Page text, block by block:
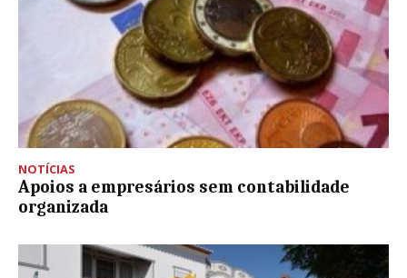
NOTÍCIAS
Apoios a empresários sem contabilidade
organizada